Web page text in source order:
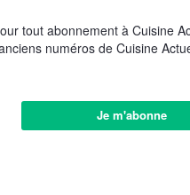
tout abonnement à Cuisine
numéros de Cuisine
Je m'abonne